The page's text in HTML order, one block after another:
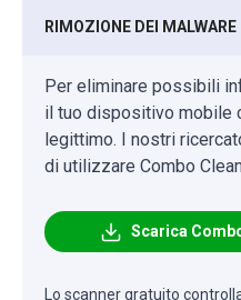
RIMOZIONE DEI
Per eliminare possibili
il tuo dispositivo mobile
legittimo. I nostri
di utilizzare Combo
Scarica
Lo scanner gratuito